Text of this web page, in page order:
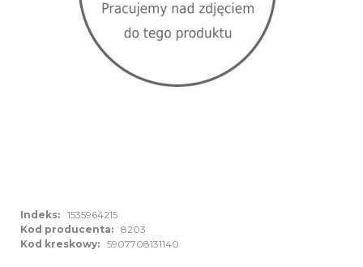
Indeks: 1535964215
Kod producenta: 8203
Kod kreskowy: 5907708131140